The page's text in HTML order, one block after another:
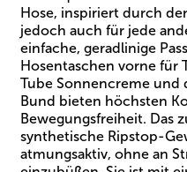
Hose, inspiriert durch
jedoch auch für jede
einfache, geradlinige
Hosentaschen vorne für
Tube Sonnencreme
Bund bieten höchsten
Bewegungsfreiheit. Das
synthetische Ripstop-
atmungsaktiv, ohne an